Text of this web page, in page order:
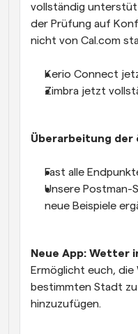
vollständig
der Prüfung auf
nicht von Cal.com
Kerio Connect
Zimbra jetzt
Überarbeitung der
Fast alle
Unsere Postman-
neue Beispiele
Neue App: Wetter
Ermöglicht euch,
bestimmten Stadt
hinzuzufügen.